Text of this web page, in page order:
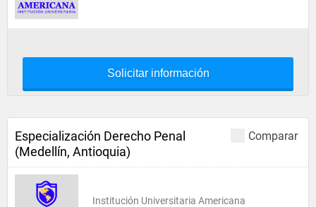
Solicitar información
Comparar
Especialización Derecho Penal
(Medellín, Antioquia)
Institución Universitaria Americana